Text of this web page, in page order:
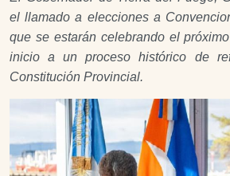
el llamado a elecciones a
que se estarán celebrando el
inicio a un proceso histórico de
Constitución Provincial.